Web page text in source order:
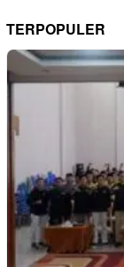
TERPOPULER